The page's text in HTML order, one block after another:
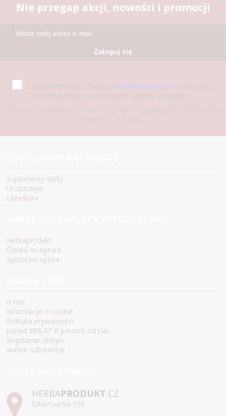
Nie przegap akcji, nowości i promocji
Zaloguj się
Zapoznałem się z Twoją Polityką Prywatności, dotyczącą
przetwarzania moich danych zgodnie z prawem.
Suplementy diety
Urządzenia
Literatura
Herbaprodukt
Čínská receptura
Sportovní výživa
o nas
Informacje o cookie
Polityka prywatności
ponad 688,47 zl prezent od nas
Regulamin sklepu
ważne substancje
HERBAPRODUKT.CZ
Šilheřovická 558